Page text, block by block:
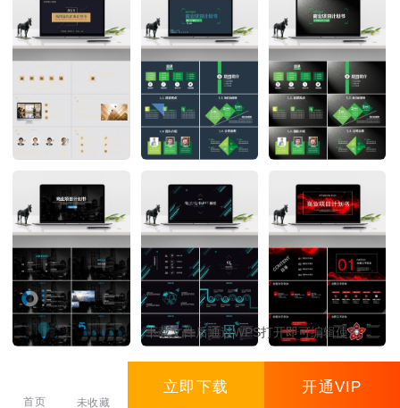
首页 未收藏
立即下载 开通VIP
下载文件后通过WPS打开即可编辑使用